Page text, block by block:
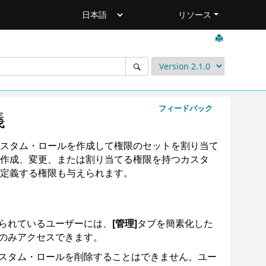
リソース
フィードバック
タム・ロールを作成して権限のセットを割り当て
成、変更、または割り当てる権限を持つカスタ
する権限も与えられます。
ているユーザーには、 [管理]タブを簡素化した
アクセスできます。
タム・ロールを削除することはできません。ユー